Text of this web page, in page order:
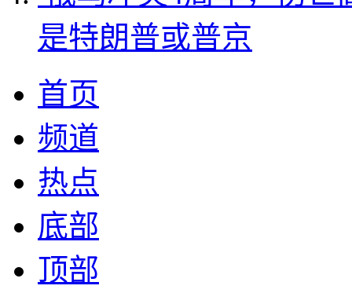
是特朗普或普京
首页
频道
热点
底部
顶部